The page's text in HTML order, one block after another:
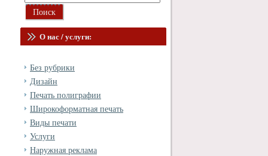
О нас / услуги:
Без рубрики
Дизайн
Печать полиграфии
Широкоформатная печать
Виды печати
Услуги
Наружная реклама